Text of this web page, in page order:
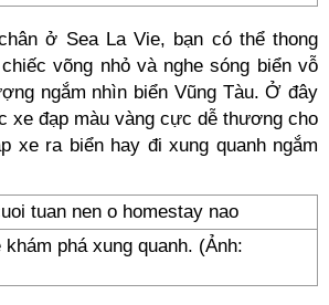
ở Sea La Vie, bạn có thể thong
võng nhỏ và nghe sóng biển vỗ
ngắm nhìn biển Vũng Tàu. Ở đây
xe đạp màu vàng cực dễ thương cho
xe ra biển hay đi xung quanh ngắm
phá xung quanh. (Ảnh: